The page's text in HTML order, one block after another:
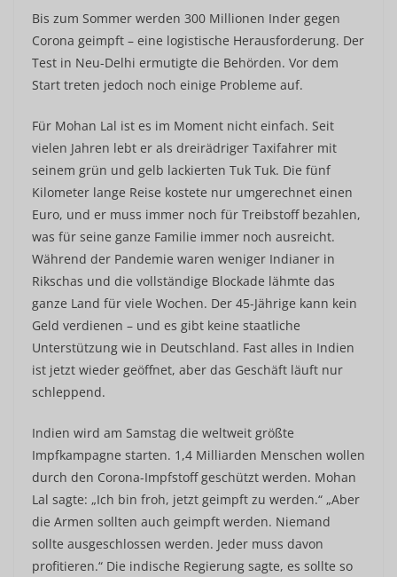
Bis zum Sommer werden 300 Millionen Inder gegen
Corona geimpft – eine logistische Herausforderung. Der
Test in Neu-Delhi ermutigte die Behörden. Vor dem
Start treten jedoch noch einige Probleme auf.
Für Mohan Lal ist es im Moment nicht einfach. Seit
vielen Jahren lebt er als dreirädriger Taxifahrer mit
seinem grün und gelb lackierten Tuk Tuk. Die fünf
Kilometer lange Reise kostete nur umgerechnet einen
Euro, und er muss immer noch für Treibstoff bezahlen,
was für seine ganze Familie immer noch ausreicht.
Während der Pandemie waren weniger Indianer in
Rikschas und die vollständige Blockade lähmte das
ganze Land für viele Wochen. Der 45-Jährige kann kein
Geld verdienen – und es gibt keine staatliche
Unterstützung wie in Deutschland. Fast alles in Indien
ist jetzt wieder geöffnet, aber das Geschäft läuft nur
schleppend.
Indien wird am Samstag die weltweit größte
Impfkampagne starten. 1,4 Milliarden Menschen wollen
durch den Corona-Impfstoff geschützt werden. Mohan
Lal sagte: „Ich bin froh, jetzt geimpft zu werden.“ „Aber
die Armen sollten auch geimpft werden. Niemand
sollte ausgeschlossen werden. Jeder muss davon
profitieren.“ Die indische Regierung sagte, es sollte so